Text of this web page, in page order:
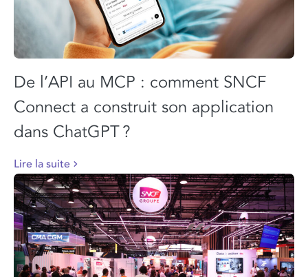
De l’API au MCP : comment SNCF
Connect a construit son application
dans ChatGPT ?
Lire la suite